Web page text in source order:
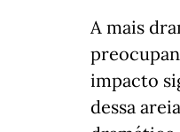
A mais
impacto
dessa